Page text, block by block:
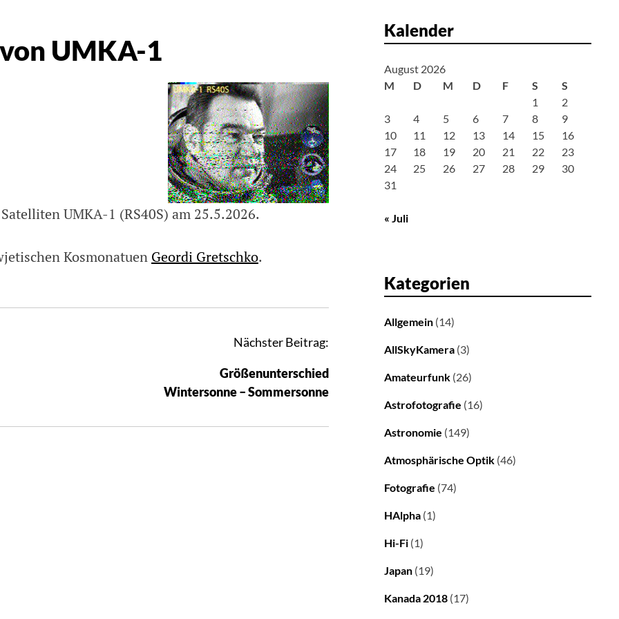
UMKA-1
UMKA-1 (RS40S) am 25.5.2026.
Kosmonatuen Geordi Gretschko.
Nächster Beitrag:
Größenunterschied
Wintersonne – Sommersonne
Kalender
August 2026
M
D M D F S
S
1
2
3
4 5 6 7 8
9
10
11 12 13 14 15
16
17
18 19 20 21 22
23
24
25 26 27 28 29
30
31
« Juli
Kategorien
Allgemein (14)
AllSkyKamera (3)
Amateurfunk (26)
Astrofotografie (16)
Astronomie (149)
Atmosphärische Optik (46)
Fotografie (74)
HAlpha (1)
Hi-Fi (1)
Japan (19)
Kanada 2018 (17)